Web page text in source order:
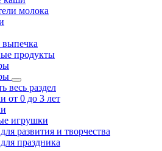
молока
выпечка
продукты
весь раздел
от 0 до 3 лет
игрушки
развития и творчества
праздника